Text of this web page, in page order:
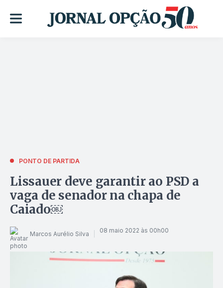
PONTO DE PARTIDA
Lissauer deve garantir ao PSD a
vaga de senador na chapa de
Caiado￼
Marcos Aurélio Silva 08 maio 2022 às 00h00